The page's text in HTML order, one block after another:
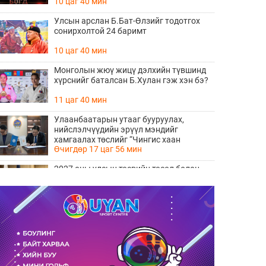
Улсын арслан Б.Бат-Өлзийг тодотгох
сонирхолтой 24 баримт
10 цаг 40 мин
Монголын жюү жицү дэлхийн түвшинд
хүрснийг баталсан Б.Хулан гэж хэн бэ?
11 цаг 40 мин
Улаанбаатарын утааг бууруулах,
нийслэлчүүдийн эрүүл мэндийг
хамгаалах төслийг “Чингис хаан
баялгийн сан нэгдэл” ХХК-тай хамтран
хэрэгжүүлнэ
Өчигдөр 17 цаг 56 мин
2027 оны улсын төсвийн төсөл болон
олон нийтийн хэлэлцүүлэг боллоо
Өчигдөр 17 цаг 38 мин
Нийгмийн даатгалын сангийн хөрөнгө
7.6 тэрбум төгрөгөөр арвижлаа
Өчигдөр 17 цаг 18 мин